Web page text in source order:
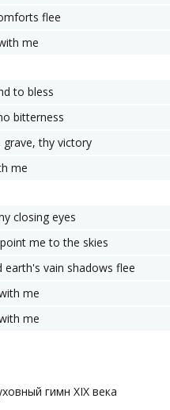
flee
me
to bless
bitterness
grave, thy victory
me
closing eyes
me to the skies
earth's vain shadows flee
me
me
гимн XIX века